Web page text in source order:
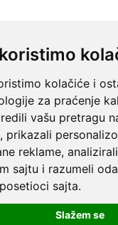
kolačiće i
za praćenje
vašu pretragu
prikazali
reklame,
sajtu i razumeli
sajta.
Slažem se
Vesti
i tema iz Srbije,